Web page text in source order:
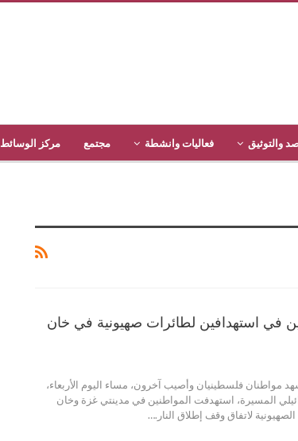
والتوثيق فعاليات وانشطة مجتمع مركز الوسائط
في استهدافين لطائرات صهيونية في خان
فلسطينيان وأصيب آخرون، مساء اليوم الأربعاء،
المسيرة، استهدفت المواطنين في مدينتي غزة وخان
لاتفاق وقف إطلاق النار.…